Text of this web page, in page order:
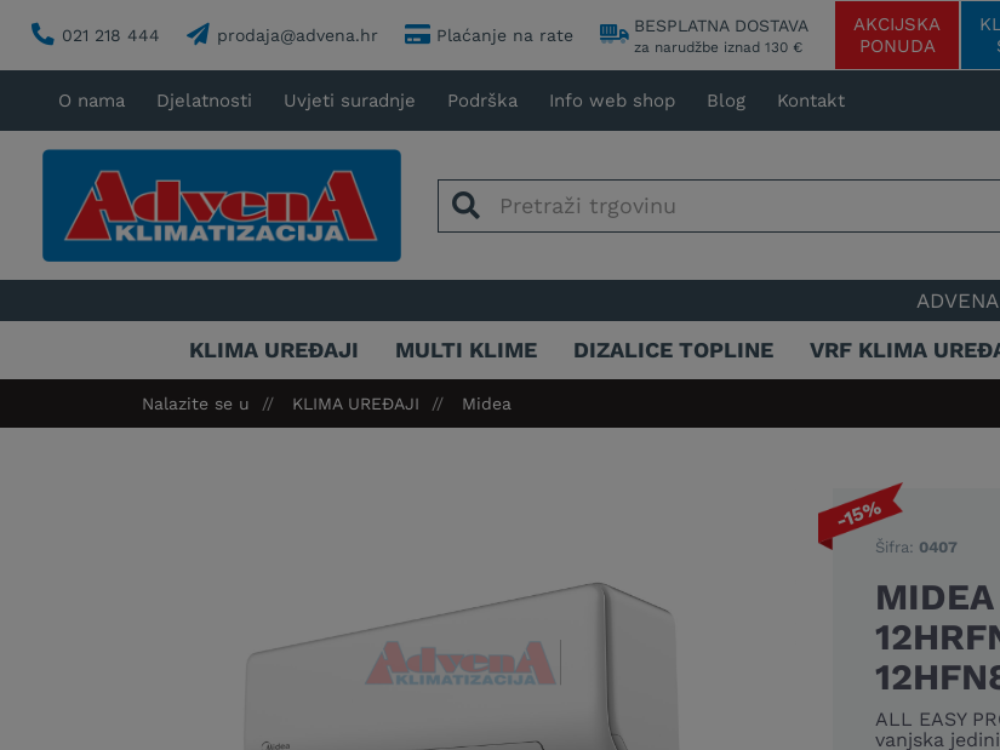
021 218 444 prodaja@advena.hr Plaćanje na rate
BESPLATNA DOSTAVA
za narudžbe iznad 130 €
AKCIJSKA
PONUDA
O nama Djelatnosti Uvjeti suradnje Podrška Info web shop Blog Kontakt
ADVENA
KLIMA UREĐAJI MULTI KLIME DIZALICE TOPLINE VRF KLIMA
Nalazite se u KLIMA UREĐAJI Midea
-15%
Šifra: 0407
ALL EASY
vanjska